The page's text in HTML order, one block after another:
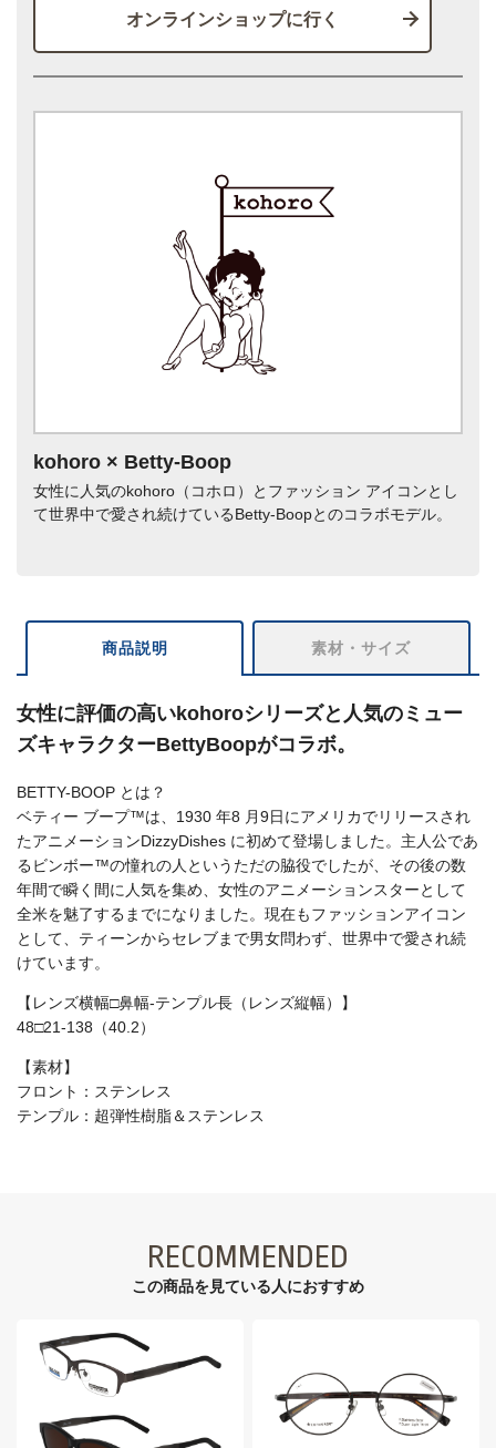
オンラインショップに行く
kohoro × Betty-Boop
女性に人気のkohoro（コホロ）とファッション アイコンとし
て世界中で愛され続けているBetty-Boopとのコラボモデル。
商品説明 素材・サイズ
女性に評価の高いkohoroシリーズと人気のミュー
ズキャラクターBettyBoopがコラボ。
BETTY-BOOP とは？
ベティー ブープ™は、1930 年8 月9日にアメリカでリリースされ
たアニメーションDizzyDishes に初めて登場しました。主人公であ
るビンボー™の憧れの人というただの脇役でしたが、その後の数
年間で瞬く間に人気を集め、女性のアニメーションスターとして
全米を魅了するまでになりました。現在もファッションアイコン
として、ティーンからセレブまで男女問わず、世界中で愛され続
けています。
【レンズ横幅□鼻幅-テンプル長（レンズ縦幅）】
48□21-138（40.2）
【素材】
フロント：ステンレス
テンプル：超弾性樹脂＆ステンレス
RECOMMENDED
この商品を見ている⼈におすすめ